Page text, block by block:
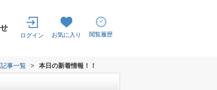
ログイン お気に入り 閲覧履歴
事一覧 > 本日の新着情報！！